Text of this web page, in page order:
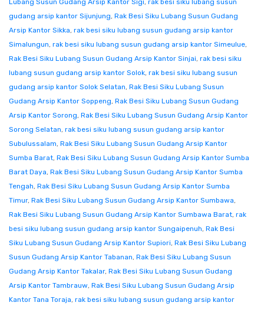
Lubang Susun Gudang Arsip Kantor Sigi, rak besi siku lubang susun
gudang arsip kantor Sijunjung, Rak Besi Siku Lubang Susun Gudang
Arsip Kantor Sikka, rak besi siku lubang susun gudang arsip kantor
Simalungun, rak besi siku lubang susun gudang arsip kantor Simeulue,
Rak Besi Siku Lubang Susun Gudang Arsip Kantor Sinjai, rak besi siku
lubang susun gudang arsip kantor Solok, rak besi siku lubang susun
gudang arsip kantor Solok Selatan, Rak Besi Siku Lubang Susun
Gudang Arsip Kantor Soppeng, Rak Besi Siku Lubang Susun Gudang
Arsip Kantor Sorong, Rak Besi Siku Lubang Susun Gudang Arsip Kantor
Sorong Selatan, rak besi siku lubang susun gudang arsip kantor
Subulussalam, Rak Besi Siku Lubang Susun Gudang Arsip Kantor
Sumba Barat, Rak Besi Siku Lubang Susun Gudang Arsip Kantor Sumba
Barat Daya, Rak Besi Siku Lubang Susun Gudang Arsip Kantor Sumba
Tengah, Rak Besi Siku Lubang Susun Gudang Arsip Kantor Sumba
Timur, Rak Besi Siku Lubang Susun Gudang Arsip Kantor Sumbawa,
Rak Besi Siku Lubang Susun Gudang Arsip Kantor Sumbawa Barat, rak
besi siku lubang susun gudang arsip kantor Sungaipenuh, Rak Besi
Siku Lubang Susun Gudang Arsip Kantor Supiori, Rak Besi Siku Lubang
Susun Gudang Arsip Kantor Tabanan, Rak Besi Siku Lubang Susun
Gudang Arsip Kantor Takalar, Rak Besi Siku Lubang Susun Gudang
Arsip Kantor Tambrauw, Rak Besi Siku Lubang Susun Gudang Arsip
Kantor Tana Toraja, rak besi siku lubang susun gudang arsip kantor